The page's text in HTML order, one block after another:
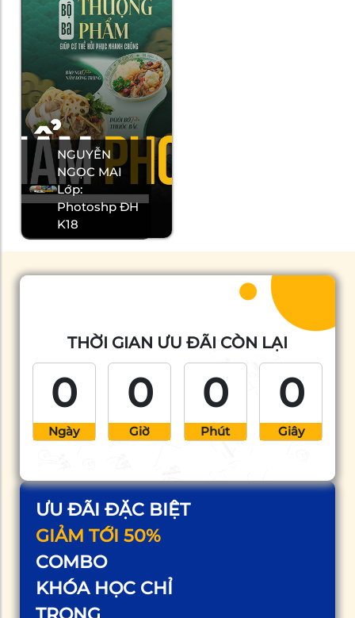
NGUYỄN
NGỌC MAI
Lớp:
Photoshp ĐH
K18
ƯU ĐÃI ĐẶC BIỆT
GIẢM TỚI 50%
COMBO
KHÓA HỌC CHỈ
THỜI GIAN ƯU ĐÃI CÒN LẠI
0
Ngày
0
Giờ
0
Phút
0
Giây